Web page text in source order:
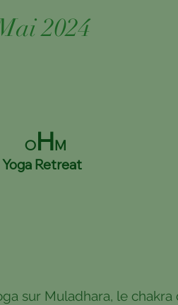
2024
OHM
Yoga Retreat
sur Muladhara, le chakra